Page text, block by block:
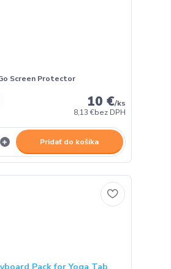
Screen Protector
10 €/ks
8,13 €bez DPH
Pridať do košíka